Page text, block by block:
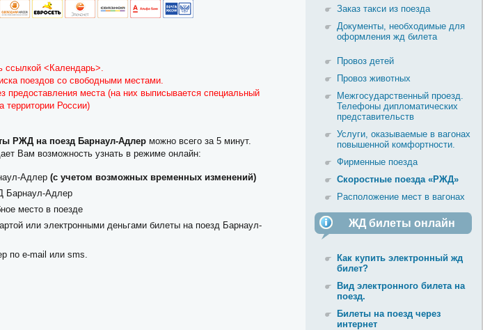
ссылкой <Календарь>.
поездов со свободными местами.
предоставления места (на них выписывается специальный
территории России)
РЖД на поезд Барнаул-Адлер можно всего за 5 минут.
Вам возможность узнать в режиме онлайн:
Адлер (с учетом возможных временных изменений)
Барнаул-Адлер
место в поезде
или электронными деньгами билеты на поезд Барнаул-
по e-mail или sms.
Заказ такси из поезда
Документы, необходимые для
оформления жд билета
Провоз детей
Провоз животных
Межгосударственный проезд.
Телефоны дипломатических
представительств
Услуги, оказываемые в вагонах
повышенной комфортности.
Фирменные поезда
Скоростные поезда «РЖД»
Расположение мест в вагонах
ЖД билеты онлайн
Как купить электронный жд
билет?
Вид электронного билета на
поезд.
Билеты на поезд через
интернет